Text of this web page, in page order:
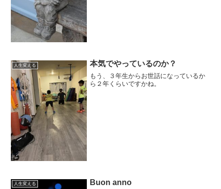
人生変える 本気でやっているのか？
もう、３年生からお世話になっているか
ら２年くらいですかね。
人生変える Buon anno